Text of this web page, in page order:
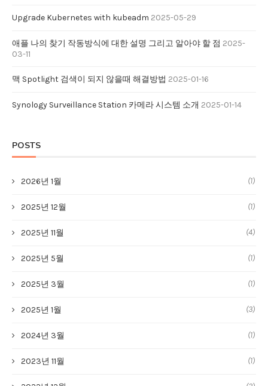
Upgrade Kubernetes with kubeadm 2025-05-29
애플 나의 찾기 작동방식에 대한 설명 그리고 알아야 할 점 2025-
03-11
맥 Spotlight 검색이 되지 않을때 해결방법 2025-01-16
Synology Surveillance Station 카메라 시스템 소개 2025-01-14
POSTS
2026년 1월 (1)
2025년 12월 (1)
2025년 11월 (4)
2025년 5월 (1)
2025년 3월 (1)
2025년 1월 (3)
2024년 3월 (1)
2023년 11월 (1)